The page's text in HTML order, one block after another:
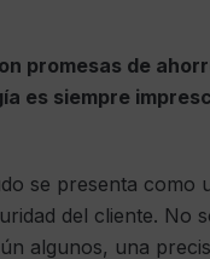
promesas de
es siempre
se presenta como
del cliente. No
algunos, una